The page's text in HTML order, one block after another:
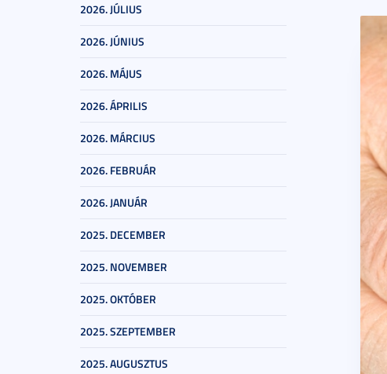
2026. JÚLIUS
2026. JÚNIUS
2026. MÁJUS
2026. ÁPRILIS
2026. MÁRCIUS
2026. FEBRUÁR
2026. JANUÁR
2025. DECEMBER
2025. NOVEMBER
2025. OKTÓBER
2025. SZEPTEMBER
2025. AUGUSZTUS